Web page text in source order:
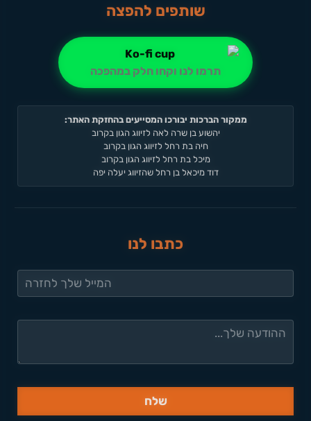
שותפים להפצה
תרמו לנו וקחו חלק במהפכה
ממקור הברכות יבורכו המסייעים בהחזקת האתר:
יהשוע בן שרה לאה לזיווג הגון בקרוב
חיה בת רחל לזיווג הגון בקרוב
מיכל בת רחל לזיווג הגון בקרוב
דוד מיכאל בן רחל שהזיווג יעלה יפה
כתבו לנו